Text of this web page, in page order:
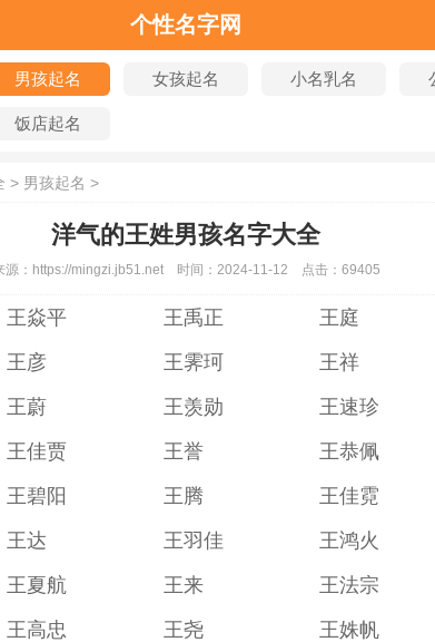
个性名字网
男孩起名 女孩起名 小名乳名
饭店起名
> 男孩起名 >
洋气的王姓男孩名字大全
源： https://mingzi.jb51.net 时间： 2024-11-12 点击： 69405
王焱平 王禹正
王庭
王彦 王霁珂
王祥
王蔚 王羡勋
王速珍
王佳贾 王誉
王恭佩
王碧阳 王腾
王佳霓
王达 王羽佳
王鸿火
王夏航 王来
王法宗
王高忠 王尧
王姝帆